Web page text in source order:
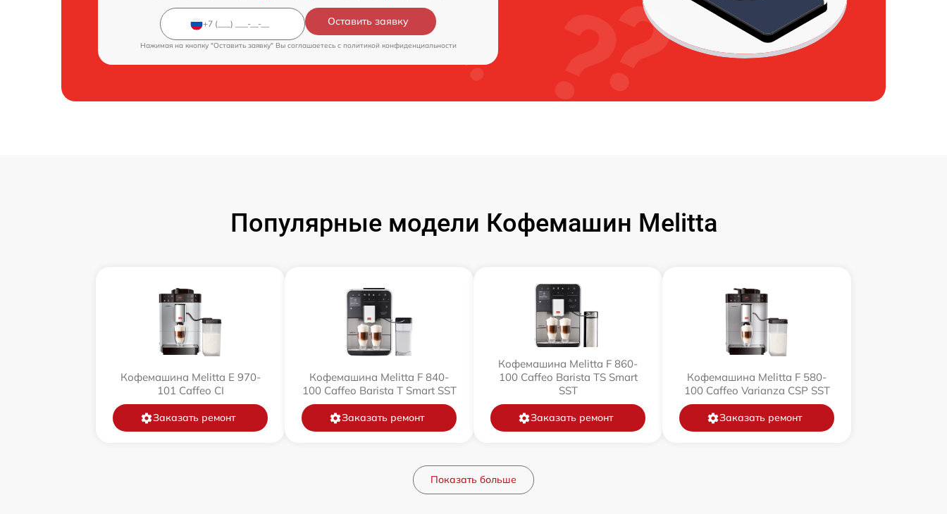
Оставить заявку
Нажимая на кнопку "Оставить заявку" Вы соглашаетесь c политикой конфиденциальности
Популярные модели Кофемашин Melitta
Кофемашина Melitta Е 970-
101 Caffeo CI
Заказать ремонт
Кофемашина Melitta F 840-
100 Caffeo Barista T Smart SST
Заказать ремонт
Кофемашина Melitta F 860-
100 Caffeo Barista TS Smart
SST
Заказать ремонт
Кофемашина Melitta F 580-
100 Caffeo Varianza CSP SST
Заказать ремонт
Показать больше